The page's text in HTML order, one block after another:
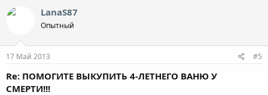
LanaS87
Опытный
17 Май 2013 #5
Re: ПОМОГИТЕ ВЫКУПИТЬ 4-ЛЕТНЕГО ВАНЮ У
СМЕРТИ!!!